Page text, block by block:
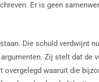
Er is geen
Die schuld
Zij stelt dat
waaruit die